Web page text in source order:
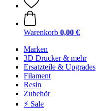
Warenkorb 0,00 €
Marken
3D Drucker & mehr
Ersatzteile & Upgrades
Filament
Resin
Zubehör
⚡ Sale